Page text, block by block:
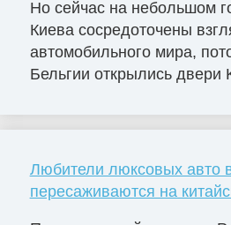
Но сейчас на небольшом
Киева сосредоточены
автомобильного мира,
Бельгии открылись двери
Любители люксовых авто
пересаживаются на